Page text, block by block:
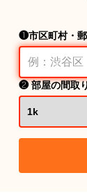
❶市区町村・
❷ 部屋の間取